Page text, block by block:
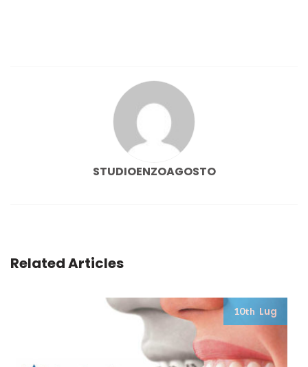
STUDIOENZOAGOSTO
Related Articles
10th Lug